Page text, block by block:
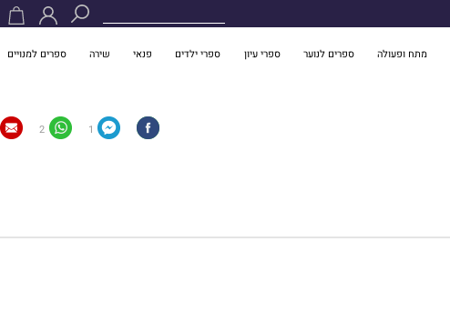
מתח ופעולה ספרים לנוער ספרי עיון ספרי ילדים פנאי שירה ספרים למנויים
1
2